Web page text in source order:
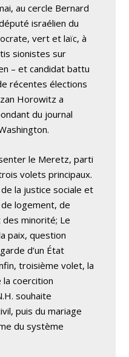
au cercle Bernard
israélien du
vert et laïc, à
sionistes sur
– et candidat battu
récentes élections
Horowitz a
du journal
le Meretz, parti
volets principaux.
la justice sociale et
logement, de
minorité; Le
paix, question
d’un État
troisième volet, la
coercition
souhaite
puis du mariage
du système